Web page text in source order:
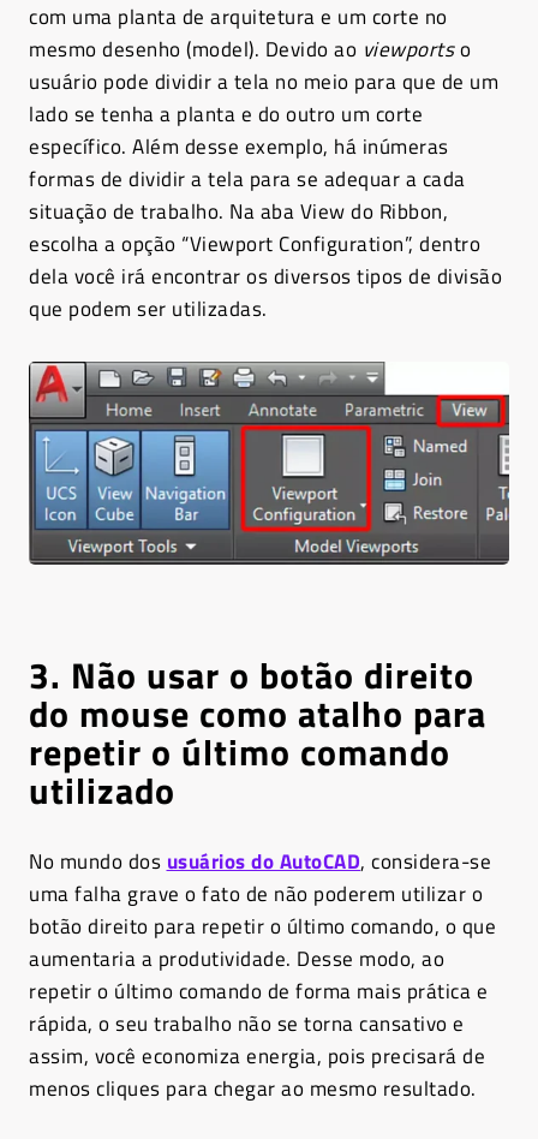
com uma planta de arquitetura e um corte no
mesmo desenho (model). Devido ao viewportso
usuário pode dividir a tela no meio para que de um
lado se tenha a planta e do outro um corte
específico. Além desse exemplo, há inúmeras
formas de dividir a tela para se adequar a cada
situação de trabalho. Na aba View do Ribbon,
escolha a opção “Viewport Configuration”, dentro
dela você irá encontrar os diversos tipos de divisão
que podem ser utilizadas.
3. Não usar o botão direito
do mouse como atalho para
repetir o último comando
utilizado
No mundo dos usuários do AutoCAD, considera-se
uma falha grave o fato de não poderem utilizar o
botão direito para repetir o último comando, o que
aumentaria a produtividade. Desse modo, ao
repetir o último comando de forma mais prática e
rápida, o seu trabalho não se torna cansativo e
assim, você economiza energia, pois precisará de
menos cliques para chegar ao mesmo resultado.